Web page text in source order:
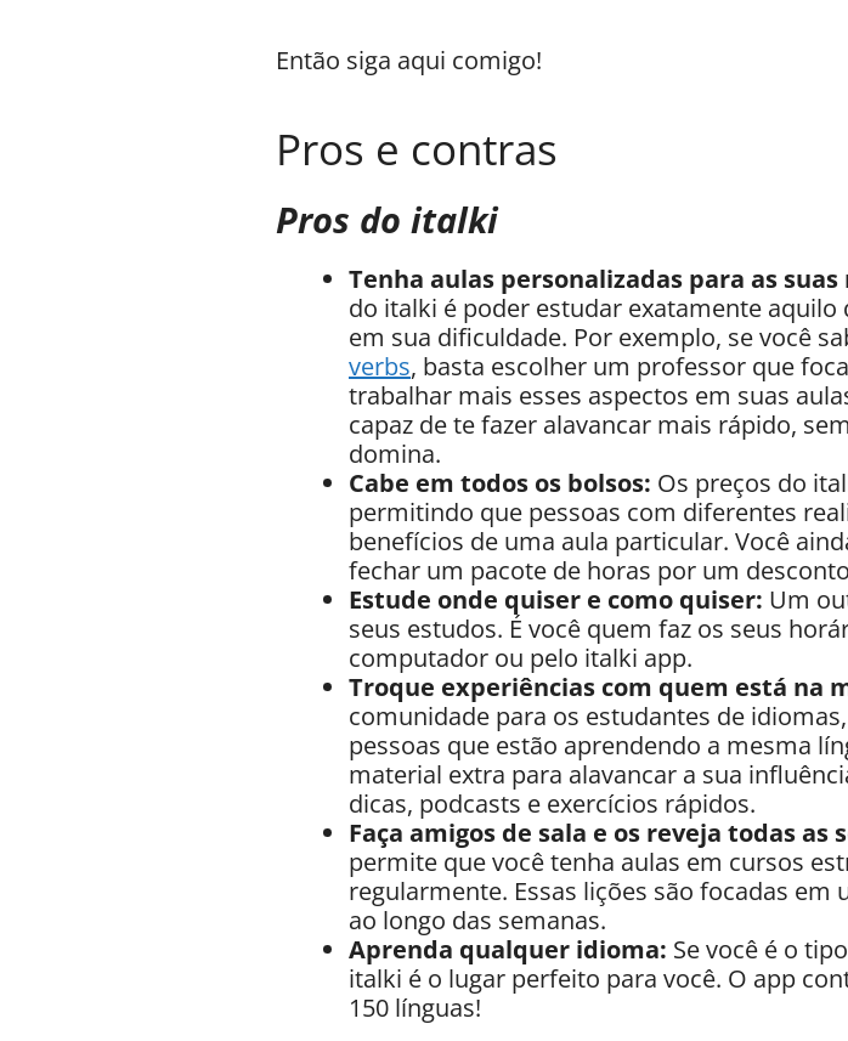
Então siga aqui comigo!
Pros e contras
Pros do italki
Tenha aulas personalizadas para as
do italki é poder estudar exatamente
em sua dificuldade. Por exemplo, se você
verbs, basta escolher um professor que
trabalhar mais esses aspectos em suas
capaz de te fazer alavancar mais rápido,
domina.
Cabe em todos os bolsos: Os preços do
permitindo que pessoas com diferentes
benefícios de uma aula particular. Você
fechar um pacote de horas por um
Estude onde quiser e como quiser: Um
seus estudos. É você quem faz os seus
computador ou pelo italki app.
Troque experiências com quem está na
comunidade para os estudantes de
pessoas que estão aprendendo a mesma
material extra para alavancar a sua
dicas, podcasts e exercícios rápidos.
Faça amigos de sala e os reveja todas as
permite que você tenha aulas em cursos
regularmente. Essas lições são focadas
ao longo das semanas.
Aprenda qualquer idioma: Se você é o
italki é o lugar perfeito para você. O app
150 línguas!